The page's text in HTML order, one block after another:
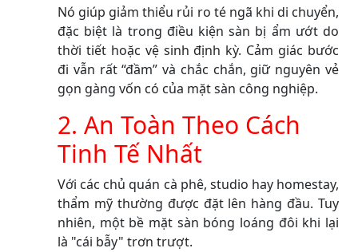
Nó giúp giảm thiểu rủi ro té ngã khi di chuyển,
đặc biệt là trong điều kiện sàn bị ẩm ướt do
thời tiết hoặc vệ sinh định kỳ. Cảm giác bước
đi vẫn rất “đầm” và chắc chắn, giữ nguyên vẻ
gọn gàng vốn có của mặt sàn công nghiệp.
2. An Toàn Theo Cách
Tinh Tế Nhất
Với các chủ quán cà phê, studio hay homestay,
thẩm mỹ thường được đặt lên hàng đầu. Tuy
nhiên, một bề mặt sàn bóng loáng đôi khi lại
là "cái bẫy" trơn trượt.